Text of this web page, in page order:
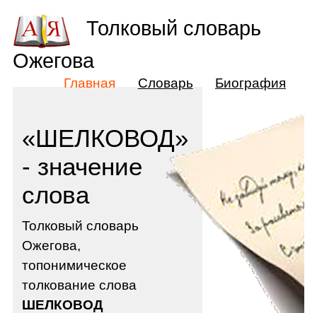
«ШЕЛКОВОД»
- значение
слова
Толковый словарь
Ожегова,
топонимическое
толкование слова
ШЕЛКОВОД
Толковый словарь
Ожегова
Главная Словарь Биография